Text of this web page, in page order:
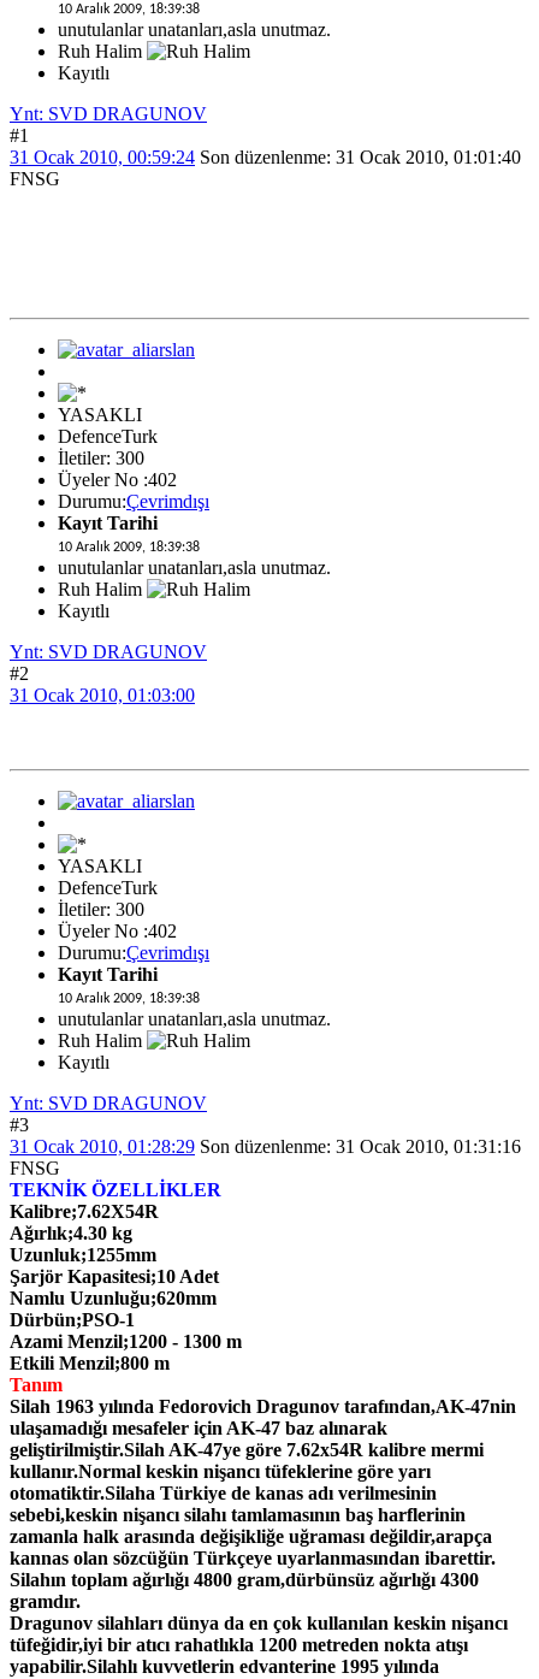
10 Aralık 2009, 18:39:38
unutulanlar unatanları,asla unutmaz.
Ruh Halim
Kayıtlı
Ynt: SVD DRAGUNOV
#1
31 Ocak 2010, 00:59:24 Son düzenlenme: 31 Ocak 2010, 01:01:40
FNSG
YASAKLI
DefenceTurk
İletiler: 300
Üyeler No :402
Durumu:Çevrimdışı
Kayıt Tarihi
10 Aralık 2009, 18:39:38
unutulanlar unatanları,asla unutmaz.
Ruh Halim
Kayıtlı
Ynt: SVD DRAGUNOV
#2
31 Ocak 2010, 01:03:00
YASAKLI
DefenceTurk
İletiler: 300
Üyeler No :402
Durumu:Çevrimdışı
Kayıt Tarihi
10 Aralık 2009, 18:39:38
unutulanlar unatanları,asla unutmaz.
Ruh Halim
Kayıtlı
Ynt: SVD DRAGUNOV
#3
31 Ocak 2010, 01:28:29 Son düzenlenme: 31 Ocak 2010, 01:31:16
FNSG
TEKNİK ÖZELLİKLER
Kalibre;7.62X54R
Ağırlık;4.30 kg
Uzunluk;1255mm
Şarjör Kapasitesi;10 Adet
Namlu Uzunluğu;620mm
Dürbün;PSO-1
Azami Menzil;1200 - 1300 m
Etkili Menzil;800 m
Tanım
Silah 1963 yılında Fedorovich Dragunov tarafından,AK-47nin
ulaşamadığı mesafeler için AK-47 baz alınarak
geliştirilmiştir.Silah AK-47ye göre 7.62x54R kalibre mermi
kullanır.Normal keskin nişancı tüfeklerine göre yarı
otomatiktir.Silaha Türkiye de kanas adı verilmesinin
sebebi,keskin nişancı silahı tamlamasının baş harflerinin
zamanla halk arasında değişikliğe uğraması değildir,arapça
kannas olan sözcüğün Türkçeye uyarlanmasından ibarettir.
Silahın toplam ağırlığı 4800 gram,dürbünsüz ağırlığı 4300
gramdır.
Dragunov silahları dünya da en çok kullanılan keskin nişancı
tüfeğidir,iyi bir atıcı rahatlıkla 1200 metreden nokta atışı
yapabilir.Silahlı kuvvetlerin edvanterine 1995 yılında